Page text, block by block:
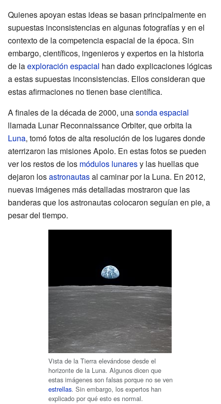
Quienes apoyan estas ideas se basan principalmente en
supuestas inconsistencias en algunas fotografías y en el
contexto de la competencia espacial de la época. Sin
embargo, científicos, ingenieros y expertos en la historia
de laexploración espacial han dado explicaciones lógicas
a estas supuestas inconsistencias. Ellos consideran que
estas afirmaciones no tienen base científica.
A finales de la década de 2000, unasonda espacial
llamada Lunar Reconnaissance Orbiter, que orbita la
Luna, tomó fotos de alta resolución de los lugares donde
aterrizaron las misiones Apolo. En estas fotos se pueden
ver los restos de los módulos lunaresy las huellas que
dejaron losastronautasal caminar por la Luna. En 2012,
nuevas imágenes más detalladas mostraron que las
banderas que los astronautas colocaron seguían en pie, a
pesar del tiempo.
Vista de la Tierra elevándose desde el
horizonte de la Luna. Algunos dicen que
estas imágenes son falsas porque no se ven
estrellas. Sin embargo, los expertos han
explicado por qué esto es normal.